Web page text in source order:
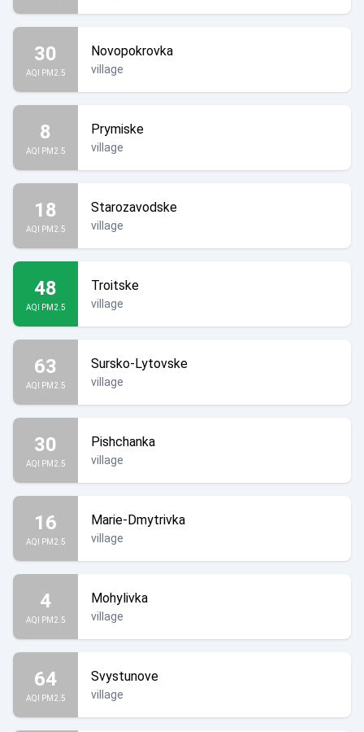
30
AQI PM2.5
Novopokrovka
village
8
AQI PM2.5
Prymiske
village
18
AQI PM2.5
Starozavodske
village
48
AQI PM2.5
Troitske
village
63
AQI PM2.5
Sursko-Lytovske
village
30
AQI PM2.5
Pishchanka
village
16
AQI PM2.5
Marie-Dmytrivka
village
4
AQI PM2.5
Mohylivka
village
64
AQI PM2.5
Svystunove
village